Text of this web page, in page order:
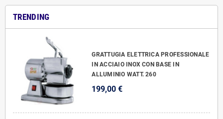
TRENDING
GRATTUGIA ELETTRICA PROFESSIONALE
IN ACCIAIO INOX CON BASE IN
ALLUMINIO WATT. 260
199,00 €